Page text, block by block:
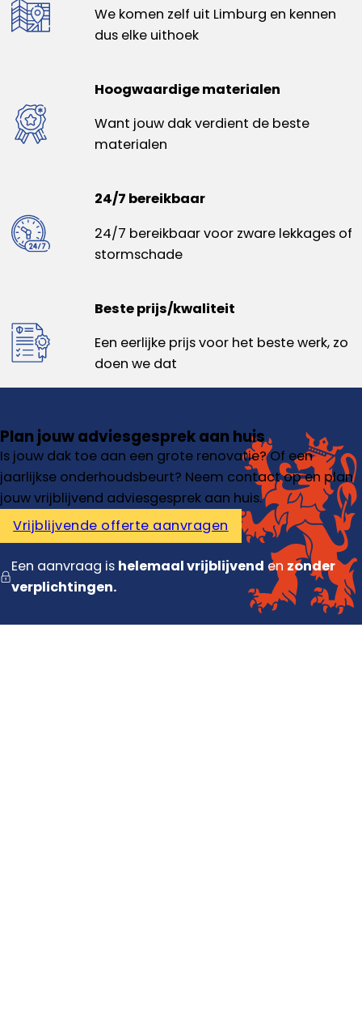
We komen zelf uit Limburg en kennen
dus elke uithoek
Hoogwaardige materialen
Want jouw dak verdient de beste
materialen
24/7 bereikbaar
24/7 bereikbaar voor zware lekkages of
stormschade
Beste prijs/kwaliteit
Een eerlijke prijs voor het beste werk, zo
doen we dat
Plan jouw adviesgesprek aan huis
Is jouw dak toe aan een grote renovatie? Of een
jaarlijkse onderhoudsbeurt? Neem contact op en plan
jouw vrijblijvend adviesgesprek aan huis.
Vrijblijvende offerte aanvragen
Een aanvraag is helemaal vrijblijvend en zonder
verplichtingen.